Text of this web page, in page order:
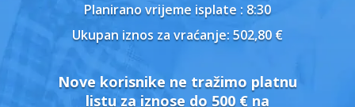
Planirano vrijeme isplate : 8:30
Ukupan iznos za vraćanje: 502,80 €
Nove korisnike ne tražimo platnu
listu za iznose do 500 € na